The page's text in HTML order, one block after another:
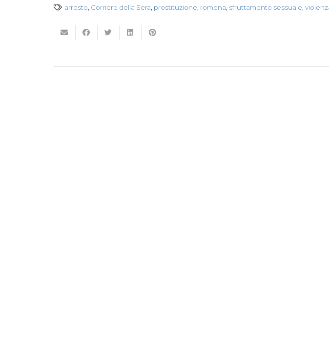
arresto Corriere della Sera prostituzione romena sfruttamento sessuale